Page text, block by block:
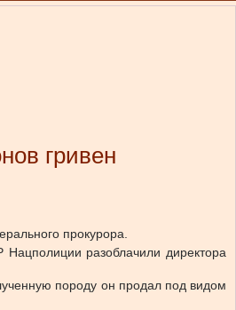
гривен
прокурора.
Нацполиции разоблачили директора
породу он продал под видом